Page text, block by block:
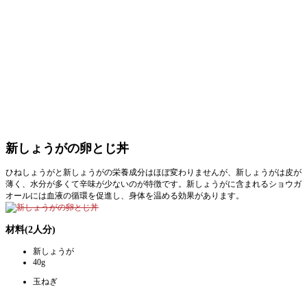
新しょうがの卵とじ丼
ひねしょうがと新しょうがの栄養成分はほぼ変わりませんが、新しょうがは皮が
薄く、水分が多くて辛味が少ないのが特徴です。新しょうがに含まれるショウガ
オールには血液の循環を促進し、身体を温める効果があります。
材料(2人分)
新しょうが
40g
玉ねぎ